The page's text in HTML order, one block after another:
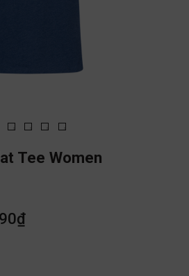
Tee Women
₫